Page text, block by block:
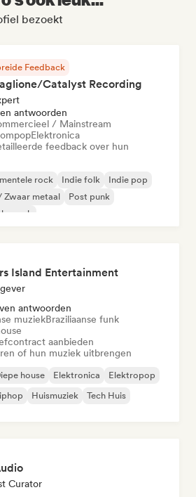
bezoekt
Feedback
Catalyst Recording
antwoorden
/ Mainstream
Elektronica
feedback over hun
rock Indie folk
Indie pop
Zwaar metaal
Post punk
rock
Island Entertainment
antwoorden
muziekBraziliaanse funk
aanbieden
of hun muziek uitbrengen
house Elektronica
Elektropop
Huismuziek Tech Huis
Curator